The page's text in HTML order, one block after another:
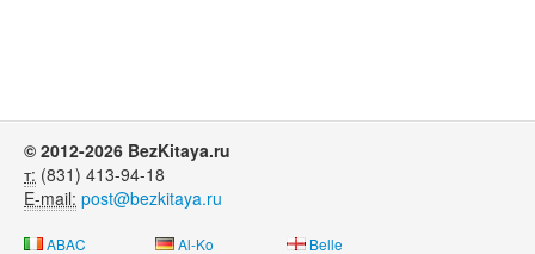
© 2012-2026 BezKitaya.ru
т: (831) 413-94-18
E-mail: post@bezkitaya.ru
ABAC Al-Ko Belle